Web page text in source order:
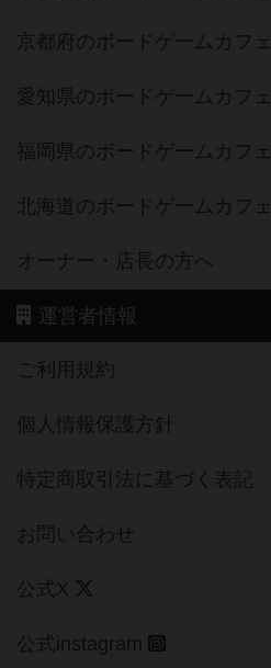
京都府のボードゲームカフェ
愛知県のボードゲームカフェ
福岡県のボードゲームカフェ
北海道のボードゲームカフェ
オーナー・店長の方へ
運営者情報
ご利用規約
個人情報保護方針
特定商取引法に基づく表記
お問い合わせ
公式X
公式instagram